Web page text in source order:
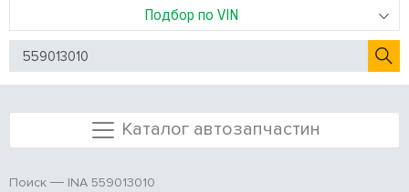
Подбор по VIN
Каталог автозапчастин
Поиск INA 559013010